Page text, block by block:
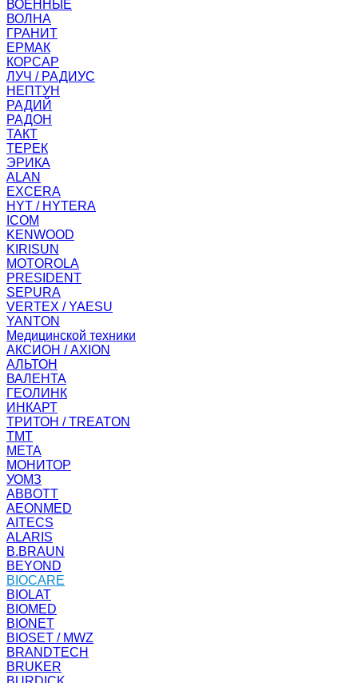
ВОЕННЫЕ
ВОЛНА
ГРАНИТ
ЕРМАК
КОРСАР
ЛУЧ / РАДИУС
НЕПТУН
РАДИЙ
РАДОН
ТАКТ
ТЕРЕК
ЭРИКА
ALAN
EXCERA
HYT / HYTERA
ICOM
KENWOOD
KIRISUN
MOTOROLA
PRESIDENT
SEPURA
VERTEX / YAESU
YANTON
Медицинской техники
АКСИОН / AXION
АЛЬТОН
ВАЛЕНТА
ГЕОЛИНК
ИНКАРТ
ТРИТОН / TREATON
ТМТ
МЕТА
МОНИТОР
УОМЗ
ABBOTT
AEONMED
AITECS
ALARIS
B.BRAUN
BEYOND
BIOCARE
BIOLAT
BIOMED
BIONET
BIOSET / MWZ
BRANDTECH
BRUKER